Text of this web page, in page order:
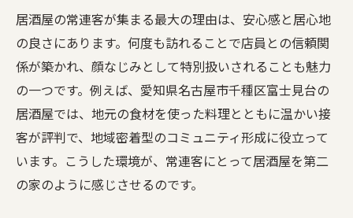
居酒屋の常連客が集まる最大の理由は、安心感と居心地
の良さにあります。何度も訪れることで店員との信頼関
係が築かれ、顔なじみとして特別扱いされることも魅力
の一つです。例えば、愛知県名古屋市千種区富士見台の
居酒屋では、地元の食材を使った料理とともに温かい接
客が評判で、地域密着型のコミュニティ形成に役立って
います。こうした環境が、常連客にとって居酒屋を第二
の家のように感じさせるのです。